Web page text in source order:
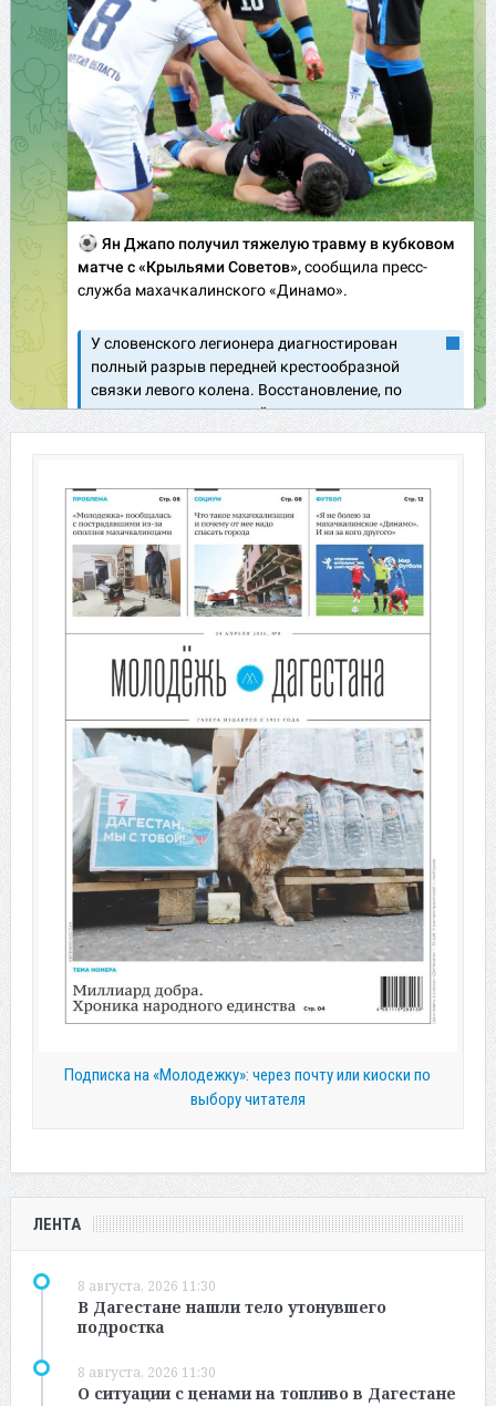
Подписка на «Молодежку»: через почту или киоски по
выбору читателя
ЛЕНТА
8 августа, 2026 11:30
В Дагестане нашли тело утонувшего
подростка
8 августа, 2026 11:30
О ситуации с ценами на топливо в Дагестане